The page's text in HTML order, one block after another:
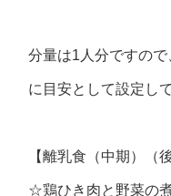
分量は1人分ですの
に目安として設定し
【離乳食（中期）（
☆鶏ひき肉と野菜の